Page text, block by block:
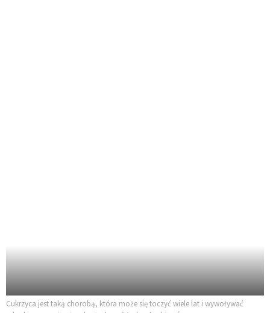
Cukrzyca jest taką chorobą, która może się toczyć wiele lat i wywoływać